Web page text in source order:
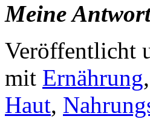
Meine
Veröffentlicht
mit Ernährung,
Haut,